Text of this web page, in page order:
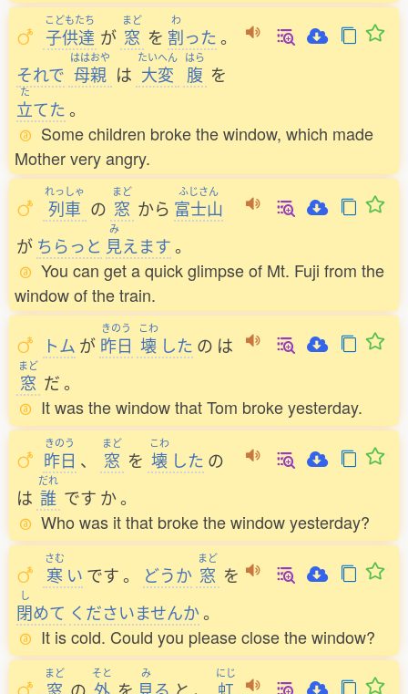
こどもたち
子供達 が
まど
窓 を
わ
割った。
それで
ははおや
母親 は
たいへん
大変
はら
腹 を
た
立てた。
Some children broke the window, which made
Mother very angry.
れっしゃ
列車 の
まど
窓 から
ふじさん
富士山
が ちらっと
み
見えます。
You can get a quick glimpse of Mt. Fuji from the
window of the train.
トム が
きのう
昨日
こわ
壊 した の は
まど
窓 だ。
It was the window that Tom broke yesterday.
きのう
昨日 、
まど
窓 を
こわ
壊 した の
は
だれ
誰 です か。
Who was it that broke the window yesterday?
さむ
寒 い です。 どうか
まど
窓 を
し
閉めて くださいませんか。
It is cold. Could you please close the window?
まど そと み にじ